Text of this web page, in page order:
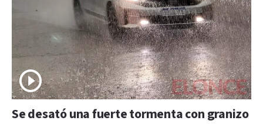
Se desató una fuerte tormenta con granizo